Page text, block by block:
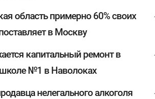
область примерно 60% своих
в Москву
капитальный ремонт в
№1 в Наволоках
нелегального алкоголя